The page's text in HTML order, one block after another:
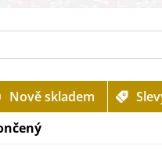
Nově skladem